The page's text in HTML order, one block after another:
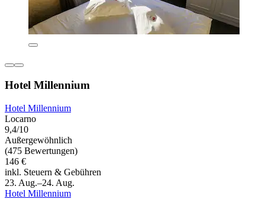
Hotel Millennium
Hotel Millennium
Locarno
9,4/10
Außergewöhnlich
(475 Bewertungen)
146 €
inkl. Steuern & Gebühren
23. Aug.–24. Aug.
Hotel Millennium